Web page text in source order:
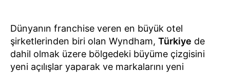
Dünyanın franchise veren en büyük otel
şirketlerinden biri olan Wyndham, Türkiye de
dahil olmak üzere bölgedeki büyüme çizgisini
yeni açılışlar yaparak ve markalarını yeni